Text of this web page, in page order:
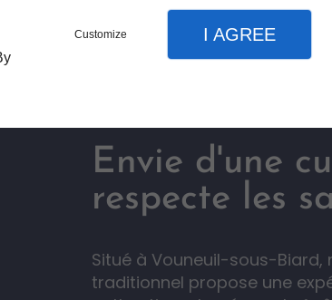
Customize I AGREE
Envie d'une
respecte les
Situé à Vouneuil-sous-
traditionnel propose une